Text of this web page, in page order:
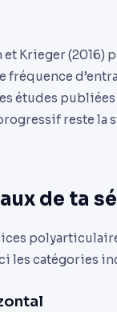
Krieger (2016)
fréquence
études
reste la
de ta
les catégories